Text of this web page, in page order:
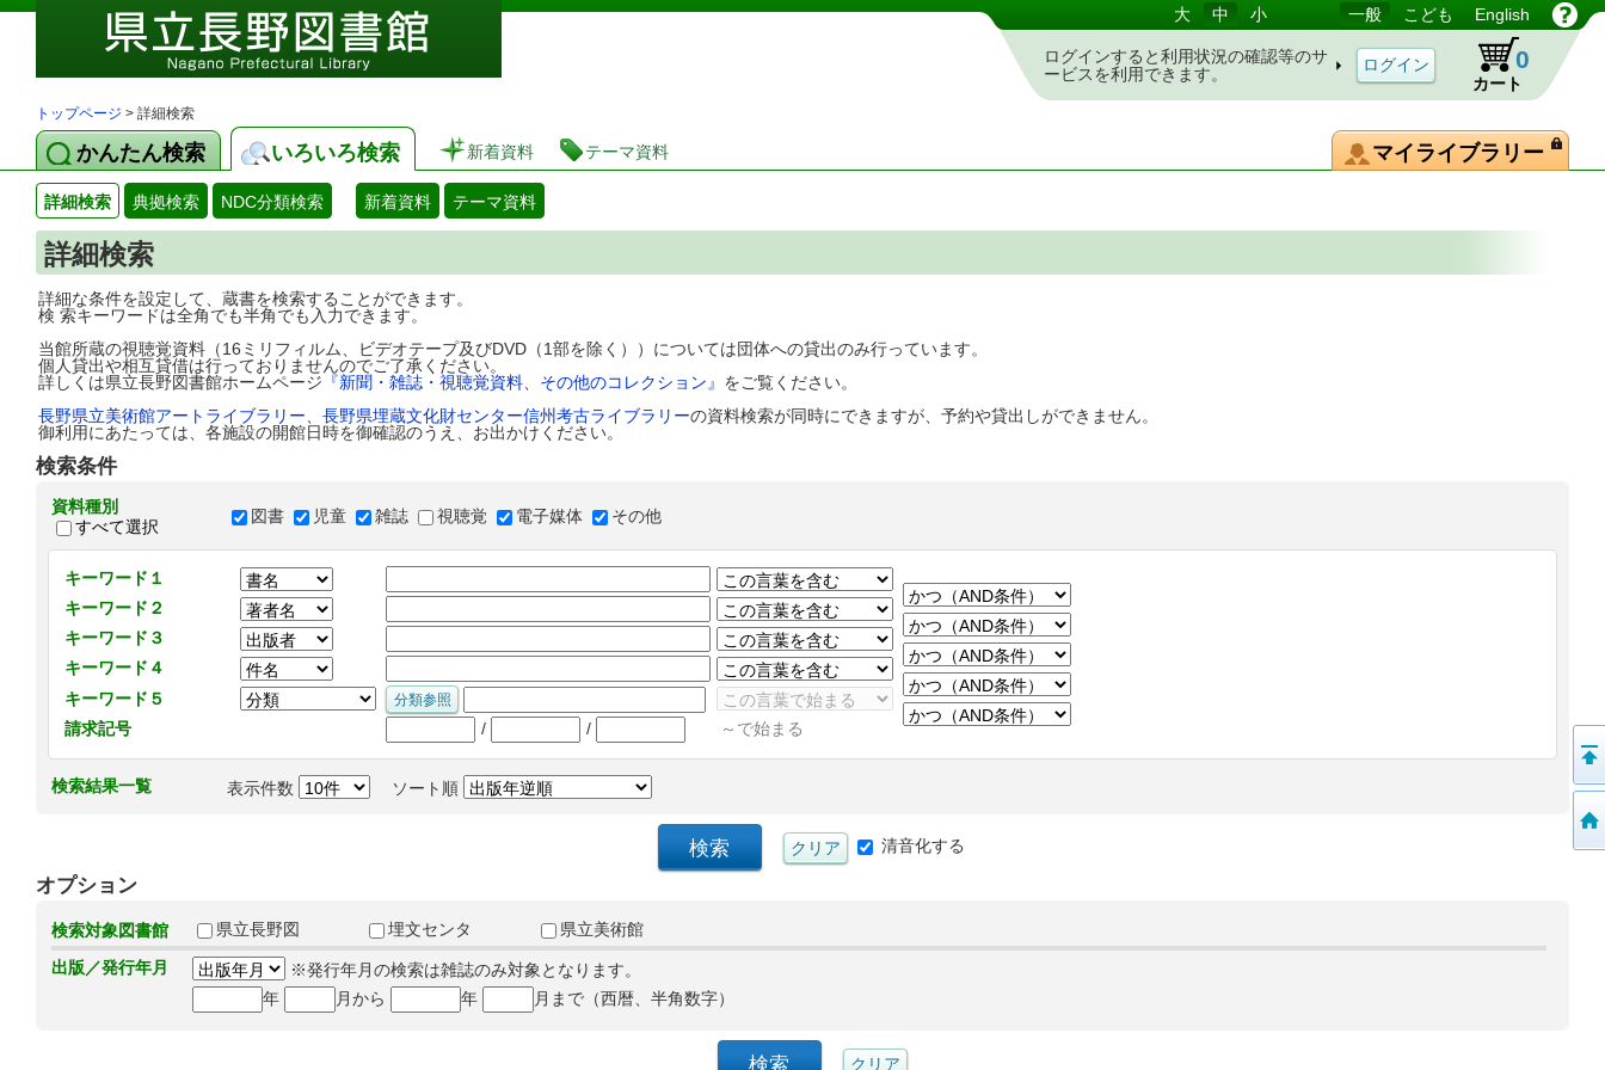
図書館 蔵書検索・予約システム 大 中 小 一般 こども English
ログインすると利用状況の確認等のサ
ービスを利用できます。
カート
0
トップページ > 詳細検索
かんたん検索 いろいろ検索 新着資料 テーマ資料 マイライブラリー
詳細検索 典拠検索 NDC分類検索 新着資料 テーマ資料
詳細検索
詳細な条件を設定して、蔵書を検索することができます。
検 索キーワードは全角でも半角でも入力できます。
当館所蔵の視聴覚資料（16ミリフィルム、ビデオテープ及びDVD（1部を除く））については団体への貸出のみ行っています。
個人貸出や相互貸借は行っておりませんのでご了承ください。
詳しくは県立長野図書館ホームページ 『新聞・雑誌・視聴覚資料、その他のコレクション』 をご覧ください。
長野県立美術館アートライブラリー
長野県埋蔵文化財センター信州考古ライブラリーの資料検索が同時にできますが、予約や貸出しができません。
御利用にあたっては、各施設の開館日時を御確認のうえ、お出かけください。
検索条件
資料種別
すべて選択
図書 児童 雑誌 視聴覚 電子媒体 その他
キーワード１
キーワード２
キーワード３
キーワード４
キーワード５
請求記号
/ / ～で始まる
検索結果一覧 表示件数 ソート順
清音化する
オプション
検索対象図書館 県立長野図 埋文センタ
県立美術館
出版／発行年月
※発行年月の検索は雑誌のみ対象となります。
年
月から 年 月まで（西暦、半角数字）